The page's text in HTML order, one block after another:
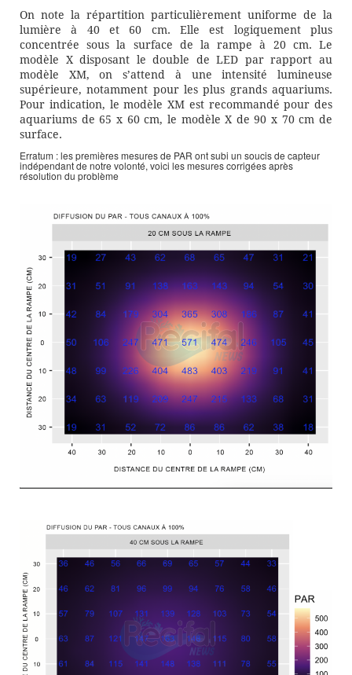
On note la répartition particulièrement uniforme de la
lumière à 40 et 60 cm. Elle est logiquement plus
concentrée sous la surface de la rampe à 20 cm. Le
modèle X disposant le double de LED par rapport au
modèle XM, on s’attend à une intensité lumineuse
supérieure, notamment pour les plus grands aquariums.
Pour indication, le modèle XM est recommandé pour des
aquariums de 65 x 60 cm, le modèle X de 90 x 70 cm de
surface.
Erratum : les premières mesures de PAR ont subi un soucis de capteur
indépendant de notre volonté, voici les mesures corrigées après
résolution du problème